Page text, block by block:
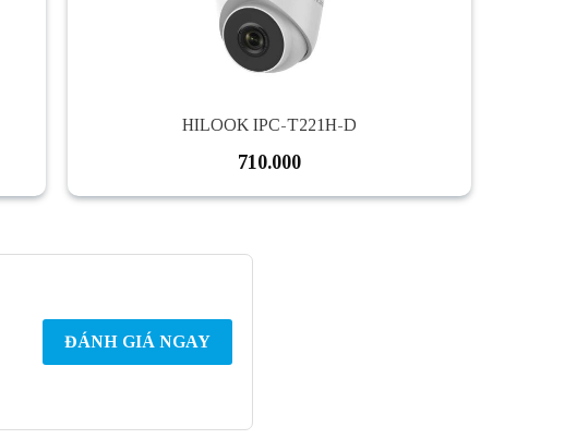
HILOOK IPC-T221H-D
710.000
ĐÁNH GIÁ NGAY